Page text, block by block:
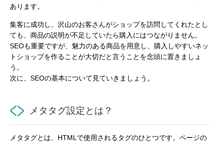
あります。
集客に成功し、沢山のお客さんがショップを訪問してくれたとし
ても、商品の説明が不足していたら購入にはつながりません。
SEOも重要ですが、魅力のある商品を用意し、購入しやすいネッ
トショップを作ることが大切だと言うことを念頭に置きましょ
う。
次に、SEOの基本について見ていきましょう。
メタタグ設定とは？
メタタグとは、HTMLで使用されるタグのひとつです。ページの